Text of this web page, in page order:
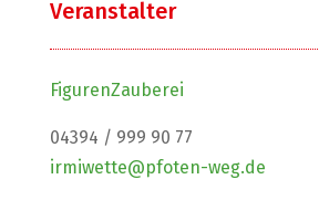
Veranstalter
FigurenZauberei
04394 / 999 90 77
irmiwette@pfoten-weg.de